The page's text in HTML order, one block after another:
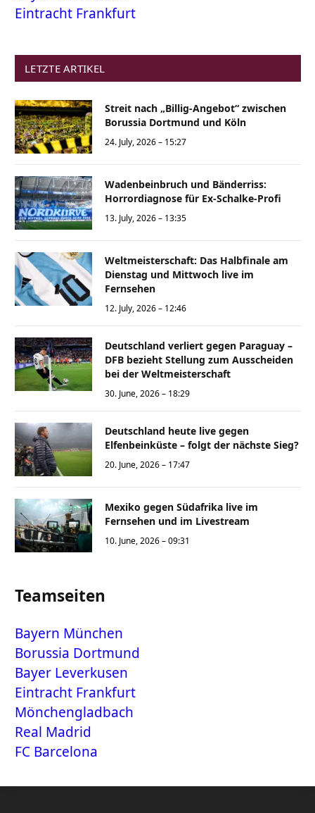
Eintracht Frankfurt
LETZTE ARTIKEL
Streit nach „Billig-Angebot“ zwischen
Borussia Dortmund und Köln
24. July, 2026 – 15:27
Wadenbeinbruch und Bänderriss:
Horrordiagnose für Ex-Schalke-Profi
13. July, 2026 – 13:35
Weltmeisterschaft: Das Halbfinale am
Dienstag und Mittwoch live im
Fernsehen
12. July, 2026 – 12:46
Deutschland verliert gegen Paraguay –
DFB bezieht Stellung zum Ausscheiden
bei der Weltmeisterschaft
30. June, 2026 – 18:29
Deutschland heute live gegen
Elfenbeinküste – folgt der nächste Sieg?
20. June, 2026 – 17:47
Mexiko gegen Südafrika live im
Fernsehen und im Livestream
10. June, 2026 – 09:31
Teamseiten
Bayern München
Borussia Dortmund
Bayer Leverkusen
Eintracht Frankfurt
Mönchengladbach
Real Madrid
FC Barcelona